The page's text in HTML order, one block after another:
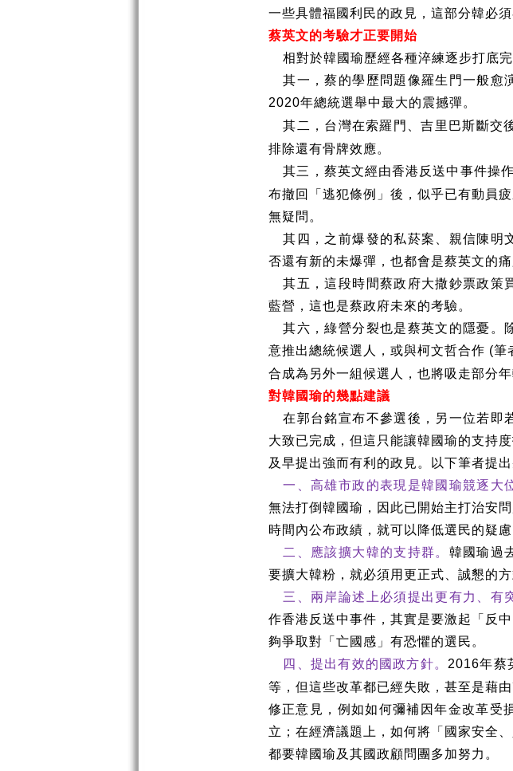
一些具體福國利民的政見，這部分韓必
蔡英文的考驗才正要開始
相對於韓國瑜歷經各種淬練逐步打底
其一，蔡的學歷問題像羅生門一般愈
2020年總統選舉中最大的震撼彈。
其二，台灣在索羅門、吉里巴斯斷交
排除還有骨牌效應。
其三，蔡英文經由香港反送中事件操
布撤回「逃犯條例」後，似乎已有動員
無疑問。
其四，之前爆發的私菸案、親信陳明
否還有新的未爆彈，也都會是蔡英文的痛
其五，這段時間蔡政府大撒鈔票政策
藍營，這也是蔡政府未來的考驗。
其六，綠營分裂也是蔡英文的隱憂。
意推出總統候選人，或與柯文哲合作 (筆
合成為另外一組候選人，也將吸走部分
對韓國瑜的幾點建議
在郭台銘宣布不參選後，另一位若即
大致已完成，但這只能讓韓國瑜的支持
及早提出強而有利的政見。以下筆者提
一、高雄市政的表現是韓國瑜競逐大
無法打倒韓國瑜，因此已開始主打治安
時間內公布政績，就可以降低選民的疑慮
二、應該擴大韓的支持群。 韓國瑜過
要擴大韓粉，就必須用更正式、誠懇的
三、兩岸論述上必須提出更有力、有
作香港反送中事件，其實是要激起「反
夠爭取對「亡國感」有恐懼的選民。
四、提出有效的國政方針。2016年蔡
等，但這些改革都已經失敗，甚至是藉
修正意見，例如如何彌補因年金改革受
立；在經濟議題上，如何將「國家安全
都要韓國瑜及其國政顧問團多加努力。